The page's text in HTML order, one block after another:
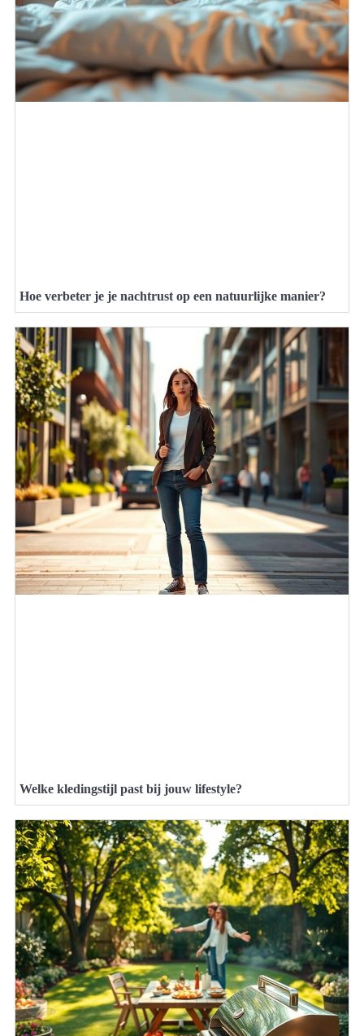
Hoe verbeter je je nachtrust op een natuurlijke manier?
Welke kledingstijl past bij jouw lifestyle?